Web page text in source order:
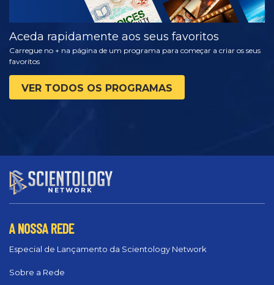
Aceda rapidamente aos seus favoritos
Carregue no + na página de um programa para começar a criar os seus
favoritos
VER TODOS OS PROGRAMAS
A NOSSA REDE
Especial de Lançamento da Scientology Network
Sobre a Rede